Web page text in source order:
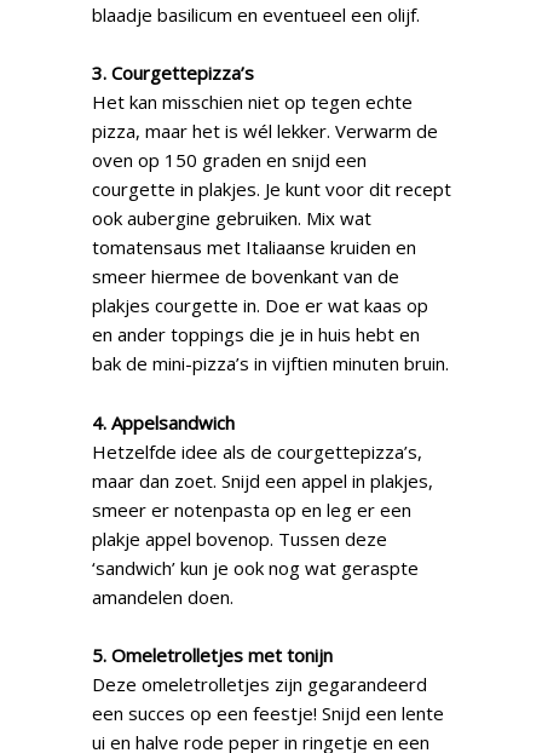
blaadje basilicum en eventueel een olijf.
3. Courgettepizza’s
Het kan misschien niet op tegen echte
pizza, maar het is wél lekker. Verwarm de
oven op 150 graden en snijd een
courgette in plakjes. Je kunt voor dit recept
ook aubergine gebruiken. Mix wat
tomatensaus met Italiaanse kruiden en
smeer hiermee de bovenkant van de
plakjes courgette in. Doe er wat kaas op
en ander toppings die je in huis hebt en
bak de mini-pizza’s in vijftien minuten bruin.
4. Appelsandwich
Hetzelfde idee als de courgettepizza’s,
maar dan zoet. Snijd een appel in plakjes,
smeer er notenpasta op en leg er een
plakje appel bovenop. Tussen deze
‘sandwich’ kun je ook nog wat geraspte
amandelen doen.
5. Omeletrolletjes met tonijn
Deze omeletrolletjes zijn gegarandeerd
een succes op een feestje! Snijd een lente
ui en halve rode peper in ringetje en een